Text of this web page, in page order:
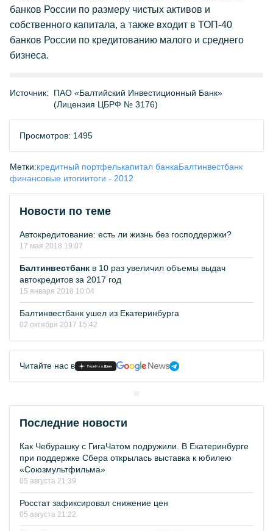
банков России по размеру чистых активов и
собственного капитала, а также входит в ТОП-40
банков России по кредитованию малого и среднего
бизнеса.
Источник:
ПАО «Балтийский Инвестиционный Банк»
(Лицензия ЦБРФ № 3176)
Просмотров: 1495
Метки:кредитный портфелькапитал банкаБалтинвестбанк
финансовые итогиитоги - 2012
Новости по теме
Автокредитование: есть ли жизнь без господдержки?
17 мая 2018 19:07
Балтинвестбанк в 10 раз увеличил объемы выдач
автокредитов за 2017 год
15 января 2018 10:04
Балтинвестбанк ушел из Екатеринбурга
02 октября 2017 15:42
Читайте нас в
Последние новости
Как Чебурашку с ГигаЧатом подружили. В Екатеринбурге
при поддержке Сбера открылась выставка к юбилею
«Союзмультфильма»
05 августа 21:39
Росстат зафиксировал снижение цен
05 августа 21:22